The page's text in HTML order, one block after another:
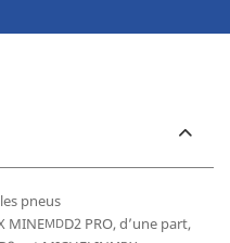
pneus
MINEMDD2 PRO, d’une part,